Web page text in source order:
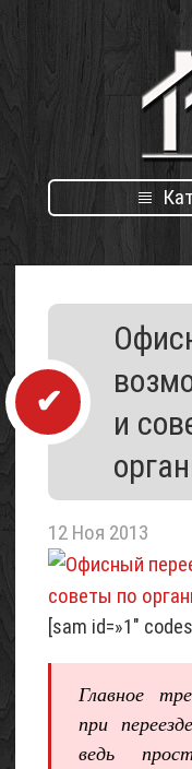
и
12 Ноя 2013
[sam id=»1″
Главное
при
ведь
Каталог
организаций
Проект
летнего
домика
«Шалаш»
(с
фото)
07
Проект
трехэтажного